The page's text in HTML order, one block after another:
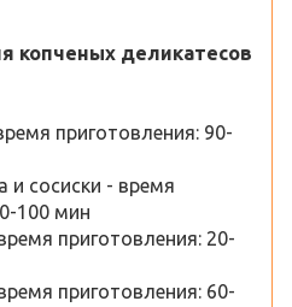
копченых деликатесов
приготовления: 90-
и сосиски - время
100 мин
приготовления: 20-
приготовления: 60-